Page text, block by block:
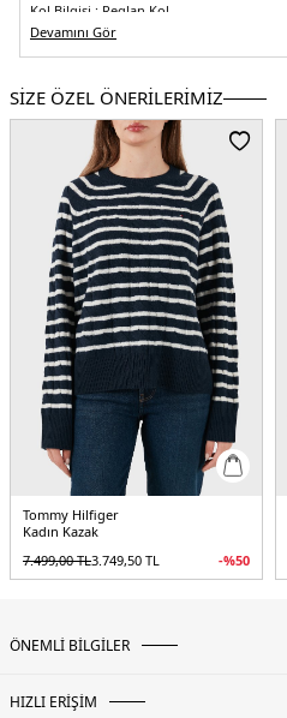
Kol Bilgisi : Reglan Kol
Kalıp Bilgisi :Regular Fit
Üretim Yeri :Çin
2DEWW0WW44452C1G.12
Devamını Gör
SİZE ÖZEL ÖNERİLERİMİZ
Tommy Hilfiger
Kadın Kazak
7.499,00TL3.749,50 TL -%50
ÖNEMLİ BİLGİLER
HIZLI ERİŞİM